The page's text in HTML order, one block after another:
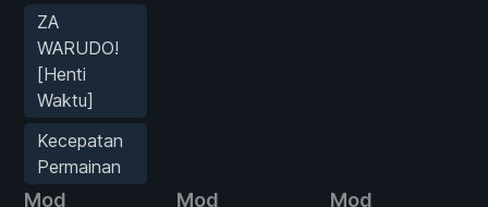
ZA
WARUDO!
[Henti
Waktu]
Kecepatan
Permainan
Mod Mod Mod